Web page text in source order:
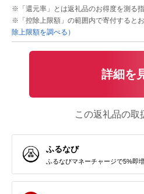
※「還元率」とは返礼品のお得度を測る
※「控除上限額」の範囲内で寄付すると
除上限額を調べる）
詳細を
この返礼品の取
ふるなび
ふるなびマネーチャージで5%即